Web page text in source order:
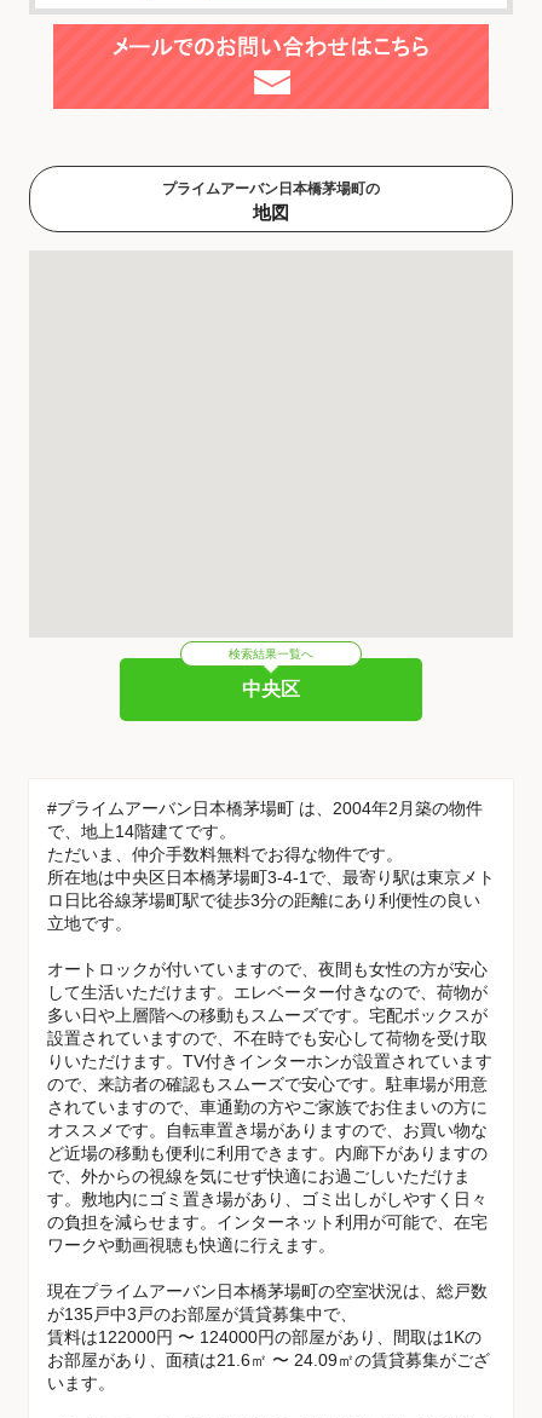
プライムアーバン日本橋茅場町の
地図
検索結果一覧へ
中央区
#プライムアーバン日本橋茅場町 は、2004年2月築の物件
で、地上14階建てです。
ただいま、仲介手数料無料でお得な物件です。
所在地は中央区日本橋茅場町3-4-1で、最寄り駅は東京メト
ロ日比谷線茅場町駅で徒歩3分の距離にあり利便性の良い
立地です。
オートロックが付いていますので、夜間も女性の方が安心
して生活いただけます。エレベーター付きなので、荷物が
多い日や上層階への移動もスムーズです。宅配ボックスが
設置されていますので、不在時でも安心して荷物を受け取
りいただけます。TV付きインターホンが設置されています
ので、来訪者の確認もスムーズで安心です。駐車場が用意
されていますので、車通勤の方やご家族でお住まいの方に
オススメです。自転車置き場がありますので、お買い物な
ど近場の移動も便利に利用できます。内廊下がありますの
で、外からの視線を気にせず快適にお過ごしいただけま
す。敷地内にゴミ置き場があり、ゴミ出しがしやすく日々
の負担を減らせます。インターネット利用が可能で、在宅
ワークや動画視聴も快適に行えます。
現在プライムアーバン日本橋茅場町の空室状況は、総戸数
が135戸中3戸のお部屋が賃貸募集中で、
賃料は122000円 〜 124000円の部屋があり、間取は1Kの
お部屋があり、面積は21.6㎡ 〜 24.09㎡の賃貸募集がござ
います。